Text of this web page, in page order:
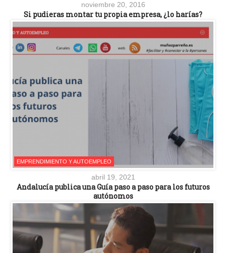
noviembre 20, 2016
Si pudieras montar tu propia empresa, ¿lo harías?
EMPRENDIMIENTO Y AUTOEMPLEO
abril 19, 2021
Andalucía publica una Guía paso a paso para los futuros
autónomos